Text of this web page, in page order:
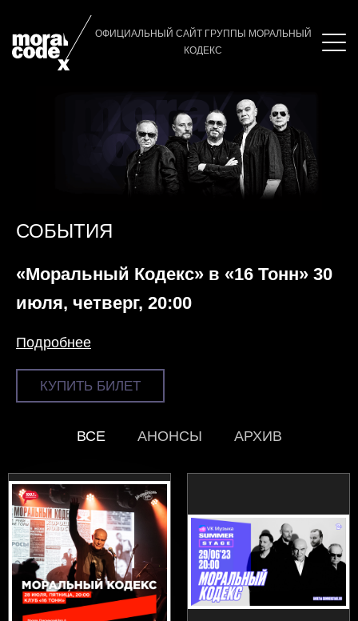
ОФИЦИАЛЬНЫЙ САЙТ ГРУППЫ МОРАЛЬНЫЙ
КОДЕКС
СОБЫТИЯ
«Моральный Кодекс» в «16 Тонн» 30
июля, четверг, 20:00
Подробнее
КУПИТЬ БИЛЕТ
ВСЕ АНОНСЫ АРХИВ